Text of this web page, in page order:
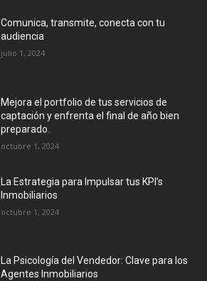
Comunica, transmite, conecta con tu
audiencia
julio 1, 2024
Mejora el portfolio de tus servicios de
captación y enfrenta el final de año bien
preparado.
octubre 1, 2024
La Estrategia para Impulsar tus KPI’s
Inmobiliarios
octubre 1, 2024
La Psicología del Vendedor: Clave para los
Agentes Inmobiliarios